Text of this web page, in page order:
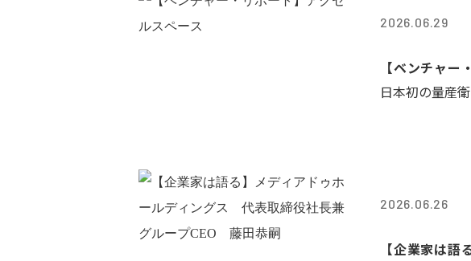
2026.06.29
【ベンチャー
日本初の量産
2026.06.26
【企業家は語